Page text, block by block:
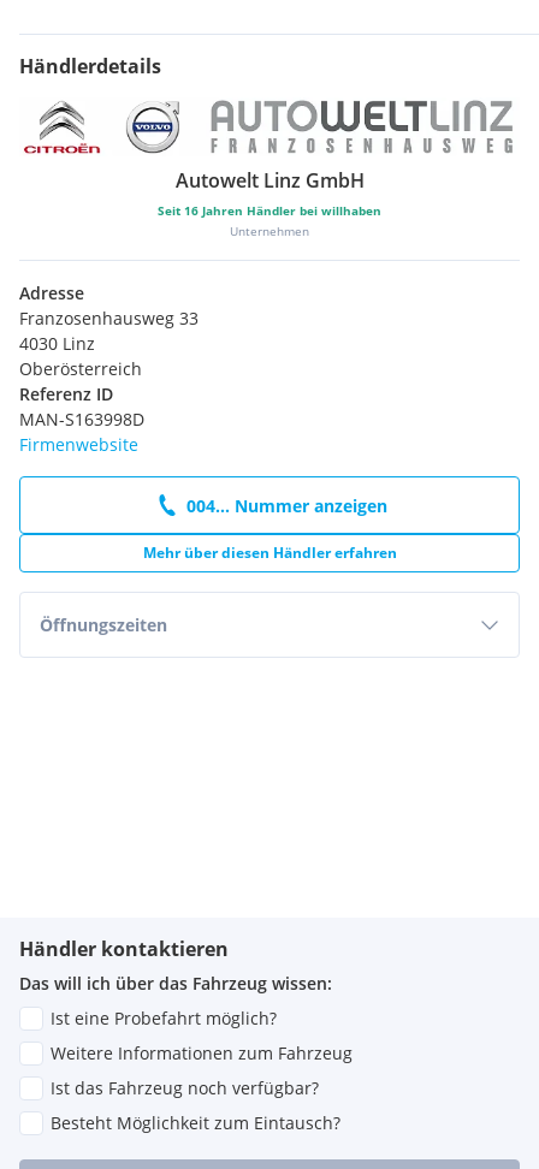
Händlerdetails
Autowelt Linz GmbH
Seit 16 Jahren Händler bei willhaben
Unternehmen
Adresse
Franzosenhausweg 33
4030 Linz
Oberösterreich
Referenz ID
MAN-S163998D
Firmenwebsite
004... Nummer anzeigen
Mehr über diesen Händler erfahren
Öffnungszeiten
Händler kontaktieren
Das will ich über das Fahrzeug wissen:
Ist eine Probefahrt möglich?
Weitere Informationen zum Fahrzeug
Ist das Fahrzeug noch verfügbar?
Besteht Möglichkeit zum Eintausch?